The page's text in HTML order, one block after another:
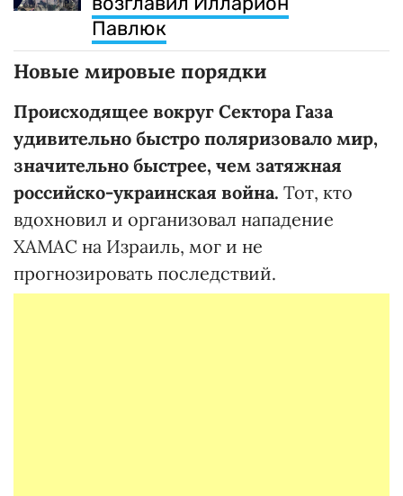
Павлюк
Новые мировые порядки
Происходящее вокруг Сектора Газа
удивительно быстро поляризовало мир,
значительно быстрее, чем затяжная
российско-украинская война. Тот, кто
вдохновил и организовал нападение
ХАМАС на Израиль, мог и не
прогнозировать последствий.